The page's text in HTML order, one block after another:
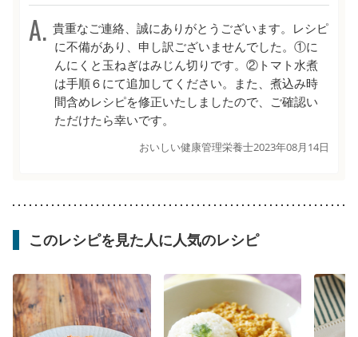
貴重なご連絡、誠にありがとうございます。レシピ
に不備があり、申し訳ございませんでした。①に
んにくと玉ねぎはみじん切りです。②トマト水煮
は手順６にて追加してください。また、煮込み時
間含めレシピを修正いたしましたので、ご確認い
ただけたら幸いです。
おいしい健康管理栄養士2023年08月14日
このレシピを見た人に人気のレシピ